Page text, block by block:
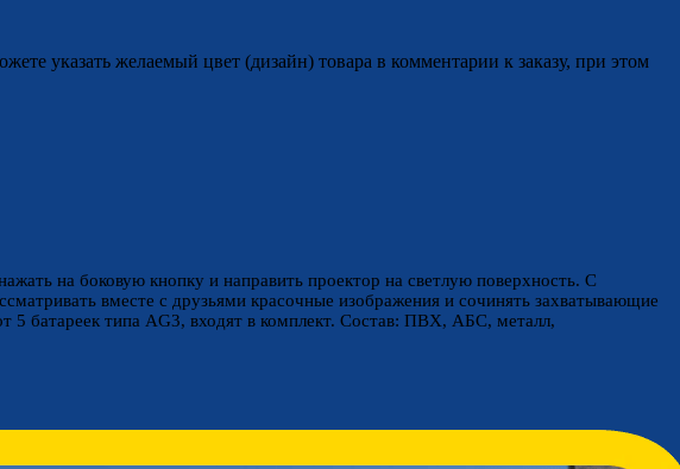
указать желаемый цвет (дизайн) товара в комментарии к заказу, при этом
на боковую кнопку и направить проектор на светлую поверхность. С
вместе с друзьями красочные изображения и сочинять захватывающие
5 батареек типа AG3, входят в комплект. Состав: ПВХ, АБС, металл,